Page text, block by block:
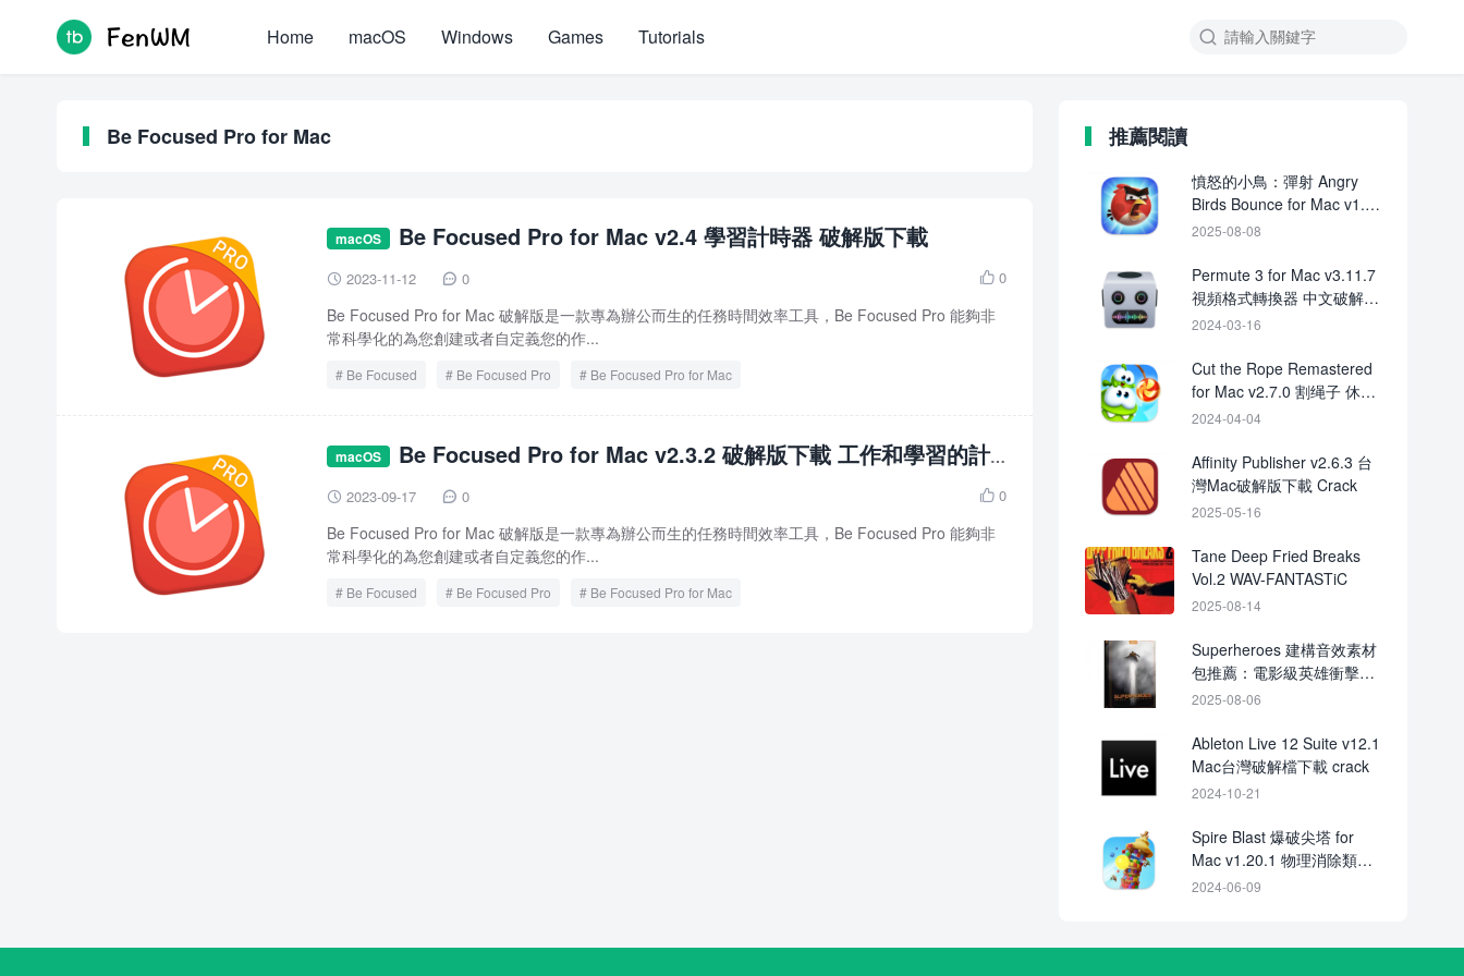

Home macOS Windows Games Tutorials
Be Focused Pro for Mac
macOS Be Focused Pro for Mac v2.4 學習計時器 破解版下載
 2023-11-12  0  0
Be Focused Pro for Mac 破解版是一款專為辦公而生的任務時間效率工具，Be Focused Pro 能夠非
常科學化的為您創建或者自定義您的作...
Be Focused Be Focused Pro Be Focused Pro for Mac
macOS
Be Focused Pro for Mac v2.3.2 破解版下載 工作和學習的計
時器
 2023-09-17  0  0
Be Focused Pro for Mac 破解版是一款專為辦公而生的任務時間效率工具，Be Focused Pro 能夠非
常科學化的為您創建或者自定義您的作...
Be Focused Be Focused Pro Be Focused Pro for Mac
推薦閱讀
憤怒的小鳥：彈射 Angry
Birds Bounce for Mac v1.0
MAC遊戲
2025-08-08
Permute 3 for Mac v3.11.7
視頻格式轉換器 中文破解版
下載
2024-03-16
Cut the Rope Remastered
for Mac v2.7.0 割绳子 休闲
益智小游戏
2024-04-04
Affinity Publisher v2.6.3 台
灣Mac破解版下載 Crack
2025-05-16
Tane Deep Fried Breaks
Vol.2 WAV-FANTASTiC
2025-08-14
Superheroes 建構音效素材
包推薦：電影級英雄衝擊＋
高速動作原始音效下載
2025-08-06
Ableton Live 12 Suite v12.1
Mac台灣破解檔下載 crack
2024-10-21
Spire Blast 爆破尖塔 for
Mac v1.20.1 物理消除類益
智遊戲
2024-06-09